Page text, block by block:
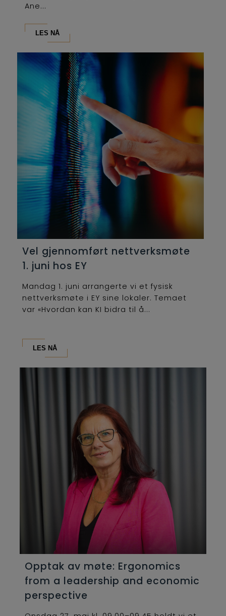
Ane...
LES NÅ
Vel gjennomført nettverksmøte
1. juni hos EY
Mandag 1. juni arrangerte vi et fysisk
nettverksmøte i EY sine lokaler. Temaet
var «Hvordan kan KI bidra til å...
LES NÅ
Opptak av møte: Ergonomics
from a leadership and economic
perspective